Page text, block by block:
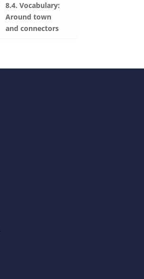
8.4. Vocabulary:
Around town
and connectors